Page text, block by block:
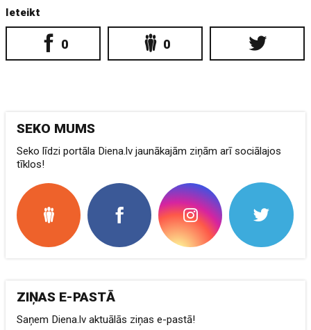
Ieteikt
0 0
SEKO MUMS
Seko līdzi portāla Diena.lv jaunākajām ziņām arī sociālajos
tīklos!
ZIŅAS E-PASTĀ
Saņem Diena.lv aktuālās ziņas e-pastā!